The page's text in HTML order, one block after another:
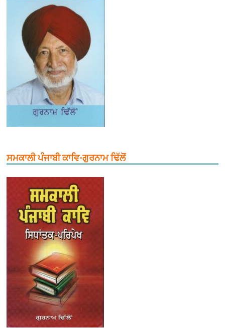
ਸਮਕਾਲੀ ਪੰਜਾਬੀ ਕਾਵਿ-ਗੁਰਨਾਮ ਢਿੱਲੋਂ